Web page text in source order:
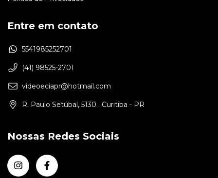
Entre em contato
5541985252701
(41) 98525-2701
videoeciapr@hotmail.com
R. Paulo Setúbal, 5130 . Curitiba - PR
Nossas Redes Sociais